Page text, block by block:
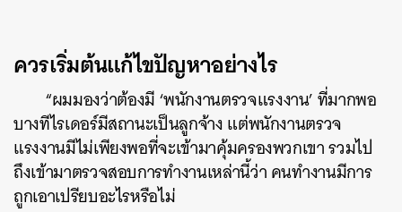
ควรเริ่มต้นแก้ไขปัญหาอย่างไร
“ผมมองว่าต้องมี ‘พนักงานตรวจแรงงาน’ ที่มากพอ
บางทีไรเดอร์มีสถานะเป็นลูกจ้าง แต่พนักงานตรวจ
แรงงานมีไม่เพียงพอที่จะเข้ามาคุ้มครองพวกเขา รวมไป
ถึงเข้ามาตรวจสอบการทำงานเหล่านี้ว่า คนทำงานมีการ
ถูกเอาเปรียบอะไรหรือไม่